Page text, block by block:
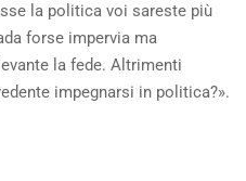
la politica voi sareste più
forse impervia ma
la fede. Altrimenti
impegnarsi in politica?».